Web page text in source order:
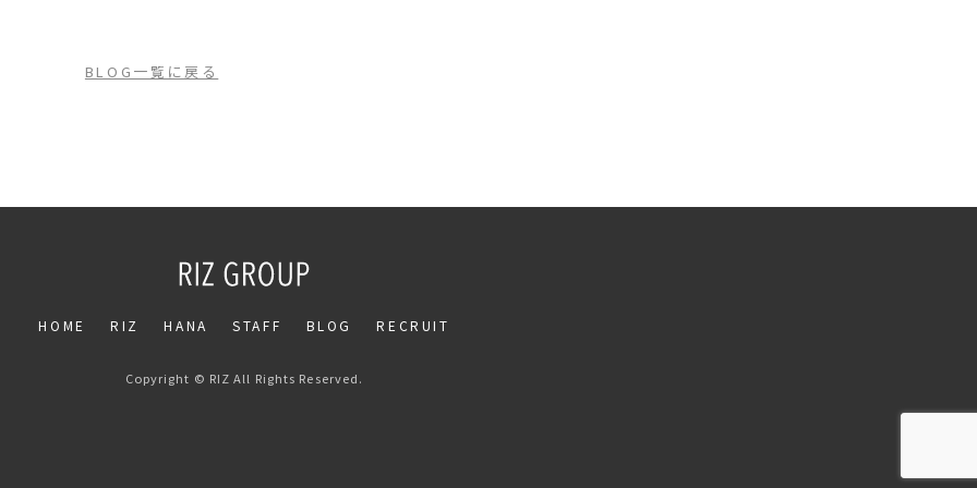
BLOG一覧に戻る
HOME RIZ HANA STAFF BLOG RECRUIT
Copyright © RIZ All Rights Reserved.